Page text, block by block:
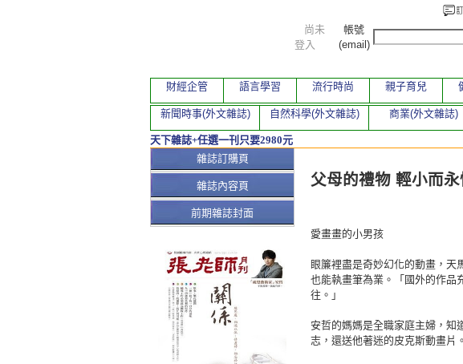
本期文章
父母的禮物 輕小而永
愛畫畫的小男孩
眼簾裡盡是奇妙幻化的動畫，天
也能執畫筆為業。「國外的作品
往。」
安哲的媽媽是全職家庭主婦，知
志，還送他著迷的皮克斯動畫片。
雜誌訂購頁
雜誌內容頁
前期雜誌封面
尚未
登入
帳號
(email)
財經企管
語言學習 流行時尚 親子育兒
新聞時事(外文雜誌) 自然科學(外文雜誌) 商業(外文雜誌)
天下雜誌+任選一刊只要2980元